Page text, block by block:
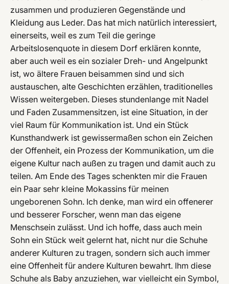
zusammen und produzieren Gegenstände und
Kleidung aus Leder. Das hat mich natürlich interessiert,
einerseits, weil es zum Teil die geringe
Arbeitslosenquote in diesem Dorf erklären konnte,
aber auch weil es ein sozialer Dreh- und Angelpunkt
ist, wo ältere Frauen beisammen sind und sich
austauschen, alte Geschichten erzählen, traditionelles
Wissen weitergeben. Dieses stundenlange mit Nadel
und Faden Zusammensitzen, ist eine Situation, in der
viel Raum für Kommunikation ist. Und ein Stück
Kunsthandwerk ist gewissermaßen schon ein Zeichen
der Offenheit, ein Prozess der Kommunikation, um die
eigene Kultur nach außen zu tragen und damit auch zu
teilen. Am Ende des Tages schenkten mir die Frauen
ein Paar sehr kleine Mokassins für meinen
ungeborenen Sohn. Ich denke, man wird ein offenerer
und besserer Forscher, wenn man das eigene
Menschsein zulässt. Und ich hoffe, dass auch mein
Sohn ein Stück weit gelernt hat, nicht nur die Schuhe
anderer Kulturen zu tragen, sondern sich auch immer
eine Offenheit für andere Kulturen bewahrt. Ihm diese
Schuhe als Baby anzuziehen, war vielleicht ein Symbol,